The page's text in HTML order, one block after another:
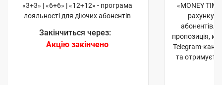
«3+3» | «6+6» | «12+12» - програма
лояльності для діючих абонентів
Закінчиться через:
Акцію закінчено
«MONEY
рахунку
абонентів.
пропозиція,
Telegram-
та